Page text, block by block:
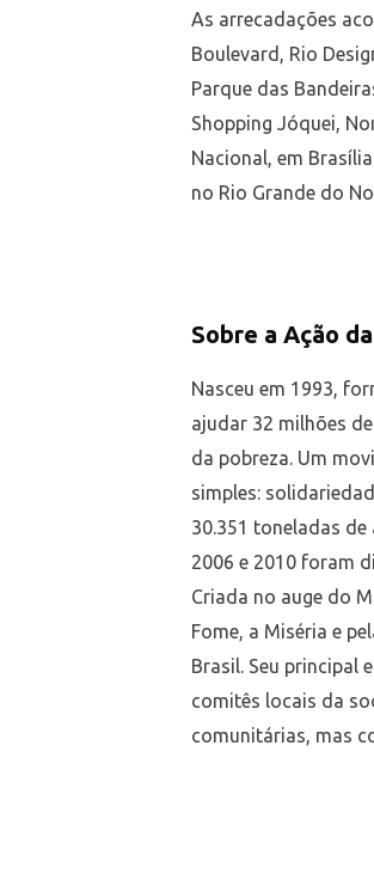
As arrecadações
Boulevard, Rio
Parque das
Shopping Jóquei,
Nacional, em
no Rio Grande do
Sobre a Ação
Nasceu em 1993,
ajudar 32 milhões
da pobreza. Um
simples:
30.351 toneladas
2006 e 2010 foram
Criada no auge do
Fome, a Miséria e
Brasil. Seu principal
comitês locais da
comunitárias, mas